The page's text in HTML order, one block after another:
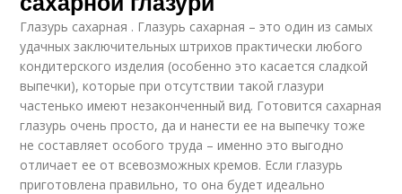
Глазурь сахарная . Глазурь сахарная – это один из самых
удачных заключительных штрихов практически любого
кондитерского изделия (особенно это касается сладкой
выпечки), которые при отсутствии такой глазури
частенько имеют незаконченный вид. Готовится сахарная
глазурь очень просто, да и нанести ее на выпечку тоже
не составляет особого труда – именно это выгодно
отличает ее от всевозможных кремов. Если глазурь
приготовлена правильно, то она будет идеально